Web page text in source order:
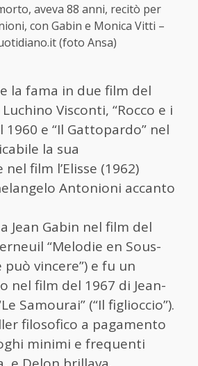
aveva 88 anni, recitò per
con Gabin e Monica Vitti –
(foto Ansa)
la fama in due film del
Visconti, “Rocco e i
e “Il Gattopardo” nel
la sua
film l’Elisse (1962)
Antonioni accanto
Jean Gabin nel film del
“Melodie en Sous-
può vincere”) e fu un
nel film del 1967 di Jean-
Samourai” (“Il figlioccio”).
filosofico a pagamento
minimi e frequenti